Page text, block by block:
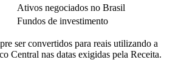
Ativos negociados no Brasil
Fundos de investimento
ser convertidos para reais utilizando a
Central nas datas exigidas pela Receita.